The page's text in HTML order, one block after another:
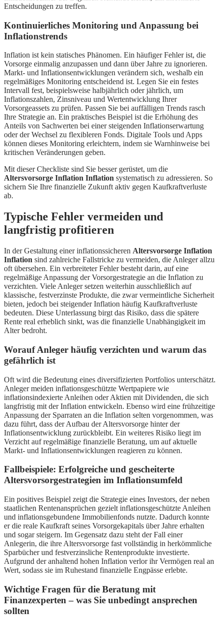
Entscheidungen zu treffen.
Kontinuierliches Monitoring und Anpassung bei
Inflationstrends
Inflation ist kein statisches Phänomen. Ein häufiger Fehler ist, die
Vorsorge einmalig anzupassen und dann über Jahre zu ignorieren.
Markt- und Inflationsentwicklungen verändern sich, weshalb ein
regelmäßiges Monitoring entscheidend ist. Legen Sie ein festes
Intervall fest, beispielsweise halbjährlich oder jährlich, um
Inflationszahlen, Zinsniveau und Wertentwicklung Ihrer
Vorsorgeassets zu prüfen. Passen Sie bei auffälligen Trends rasch
Ihre Strategie an. Ein praktisches Beispiel ist die Erhöhung des
Anteils von Sachwerten bei einer steigenden Inflationserwartung
oder der Wechsel zu flexibleren Fonds. Digitale Tools und Apps
können dieses Monitoring erleichtern, indem sie Warnhinweise bei
kritischen Veränderungen geben.
Mit dieser Checkliste sind Sie besser gerüstet, um die
Altersvorsorge Inflation Inflation systematisch zu adressieren. So
sichern Sie Ihre finanzielle Zukunft aktiv gegen Kaufkraftverluste
ab.
Typische Fehler vermeiden und
langfristig profitieren
In der Gestaltung einer inflationssicheren Altersvorsorge Inflation
Inflation sind zahlreiche Fallstricke zu vermeiden, die Anleger allzu
oft übersehen. Ein verbreiteter Fehler besteht darin, auf eine
regelmäßige Anpassung der Vorsorgestrategie an die Inflation zu
verzichten. Viele Anleger setzen weiterhin ausschließlich auf
klassische, festverzinste Produkte, die zwar vermeintliche Sicherheit
bieten, jedoch bei steigender Inflation häufig Kaufkraftverluste
bedeuten. Diese Unterlassung birgt das Risiko, dass die spätere
Rente real erheblich sinkt, was die finanzielle Unabhängigkeit im
Alter bedroht.
Worauf Anleger häufig verzichten und warum das
gefährlich ist
Oft wird die Bedeutung eines diversifizierten Portfolios unterschätzt.
Anleger meiden inflationsgeschützte Wertpapiere wie
inflationsindexierte Anleihen oder Aktien mit Dividenden, die sich
langfristig mit der Inflation entwickeln. Ebenso wird eine frühzeitige
Anpassung der Sparraten an die Inflation selten vorgenommen, was
dazu führt, dass der Aufbau der Altersvorsorge hinter der
Inflationsentwicklung zurückbleibt. Ein weiteres Risiko liegt im
Verzicht auf regelmäßige finanzielle Beratung, um auf aktuelle
Markt- und Inflationsentwicklungen reagieren zu können.
Fallbeispiele: Erfolgreiche und gescheiterte
Altersvorsorgestrategien im Inflationsumfeld
Ein positives Beispiel zeigt die Strategie eines Investors, der neben
staatlichen Rentenansprüchen gezielt inflationsgeschützte Anleihen
und inflationsgebundene Immobilienfonds nutzte. Dadurch konnte
er die reale Kaufkraft seines Vorsorgekapitals über Jahre erhalten
und sogar steigern. Im Gegensatz dazu steht der Fall einer
Anlegerin, die ihre Altersvorsorge fast vollständig in herkömmliche
Sparbücher und festverzinsliche Rentenprodukte investierte.
Aufgrund der anhaltend hohen Inflation verlor ihr Vermögen real an
Wert, sodass sie im Ruhestand finanzielle Engpässe erlebte.
Wichtige Fragen für die Beratung mit
Finanzexperten – was Sie unbedingt ansprechen
sollten